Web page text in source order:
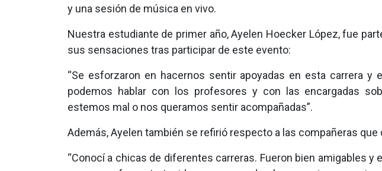
y una sesión de música en vivo.
Nuestra estudiante de primer año, Ayelen Hoecker López, fue
sus sensaciones tras participar de este evento:
“Se esforzaron en hacernos sentir apoyadas en esta carrera
podemos hablar con los profesores y con las encargadas
estemos mal o nos queramos sentir acompañadas”.
Además, Ayelen también se refirió respecto a las compañeras
“Conocí a chicas de diferentes carreras. Fueron bien amigables